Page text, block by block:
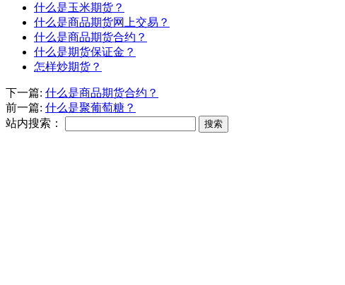
什么是玉米期货？
什么是商品期货网上交易？
什么是商品期货合约？
什么是期货保证金？
怎样炒期货？
下一篇: 什么是商品期货合约？
前一篇: 什么是聚葡萄糖？
站内搜索：